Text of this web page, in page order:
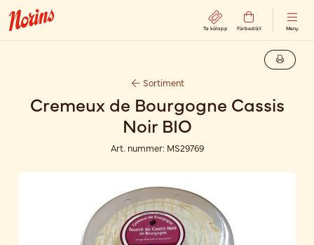
Ta kölapp Förbeställ Meny
Sortiment
Cremeux de Bourgogne Cassis
Noir BIO
Art. nummer: MS29769